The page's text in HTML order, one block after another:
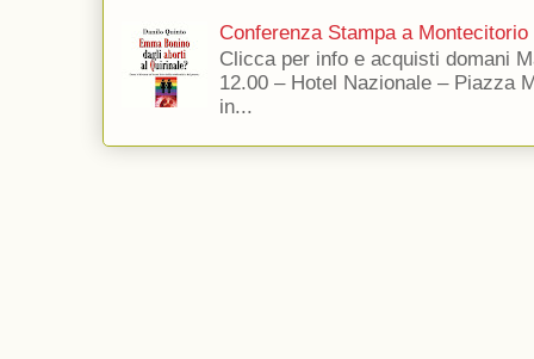
Conferenza Stampa a Montecitorio
Clicca per info e acquisti domani
12.00 – Hotel Nazionale – Piazza
in...